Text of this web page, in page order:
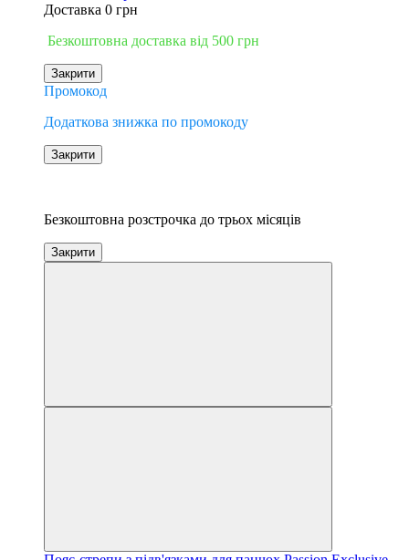
Доставка 0 грн
Безкоштовна доставка від 500 грн
Закрити
Промокод
Додаткова знижка по промокоду
Закрити
Безкоштовна розстрочка до трьох місяців
Закрити